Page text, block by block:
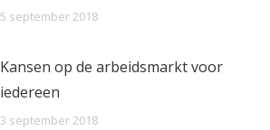
5 september 2018
Kansen op de arbeidsmarkt voor
iedereen
3 september 2018